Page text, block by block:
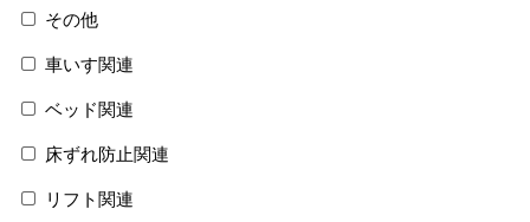
その他
車いす関連
ベッド関連
床ずれ防止関連
リフト関連